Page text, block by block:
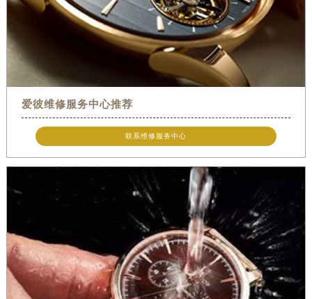
爱彼维修服务中心推荐
联系维修服务中心